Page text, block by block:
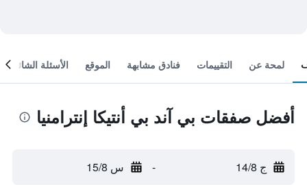
لمحة عن التقييمات فنادق مشابهة الموقع الأسئلة الشائعة
أفضل صفقات بي آند بي أنتيكا إنترامنيا
ج 14/8 - س 15/8